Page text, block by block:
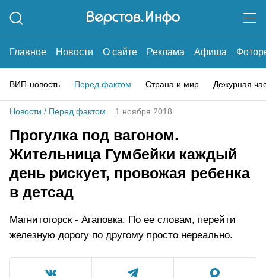
Главное Новости О сайте Реклама Афиша
ВИП-новость Перед фактом Страна и мир Дежурная
Новости / Перед фактом 1 ноября 2018
Прогулка под вагоном.
Жительница Гумбейки каждый
день рискует, провожая ребенка
в детсад
Магнитогорск - Агаповка. По ее словам, перейти
железную дорогу по другому просто нереально.